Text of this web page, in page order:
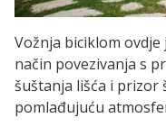
Vožnja biciklom
način povezivanja s
šuštanja lišća i prizor
pomlađujuću